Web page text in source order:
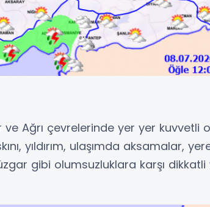
ve Ağrı çevrelerinde yer yer kuvvetli
yıldırım, ulaşımda aksamalar,
gibi olumsuzluklara karşı